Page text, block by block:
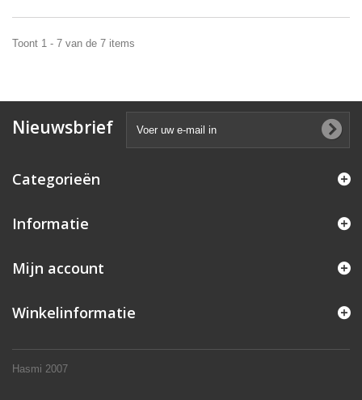
Toont 1 - 7 van de 7 items
Nieuwsbrief
Categorieën
Informatie
Hasmi 2007
Mijn account
Winkelinformatie